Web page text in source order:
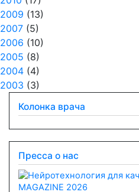
2009 (13)
2007 (5)
2006 (10)
2005 (8)
2004 (4)
2003 (3)
Колонка врача
Пресса о нас